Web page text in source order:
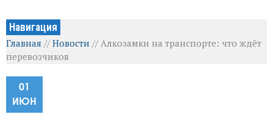
Навигация
Главная //Новости // Алкозамки на транспорте: что ждёт
перевозчиков
01
ИЮН